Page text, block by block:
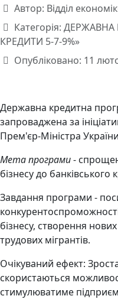
Автор: Відділ
Категорія: ДЕРЖАВНА
КРЕДИТИ 5-7-9%»
Опубліковано: 11
Державна кредитна
запроваджена за
Прем'єр-Міністра
Мета програми-
бізнесу до банківського
Завдання програми -
бізнесу, створення
трудових мігрантів.
Очікуваний ефект:
скористаються
стимулюватиме